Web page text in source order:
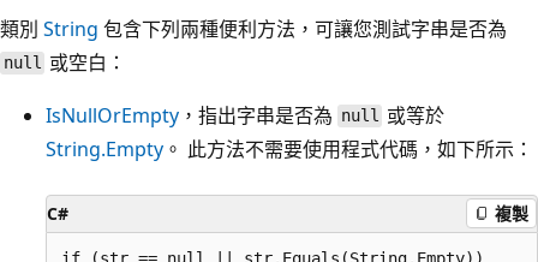
類別 String 包含下列兩種便利方法，可讓您測試字串是否為
null 或空白：
IsNullOrEmpty ，指出字串是否為 null 或等於
String.Empty 。 此方法不需要使用程式代碼，如下所示：
C# 複製